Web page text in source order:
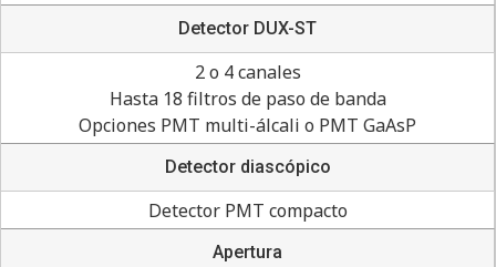
Detector DUX-ST
2 o 4 canales
Hasta 18 filtros de paso de banda
Opciones PMT multi-álcali o PMT GaAsP
Detector diascópico
Detector PMT compacto
Apertura